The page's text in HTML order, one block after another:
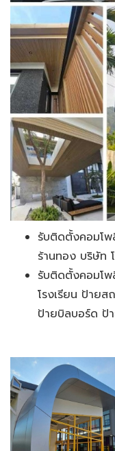
รับติดตั้งคอมโพ
ร้านทอง บริษัท
รับติดตั้งคอมโ
โรงเรียน ป้ายส
ป้ายบิลบอร์ด ป้